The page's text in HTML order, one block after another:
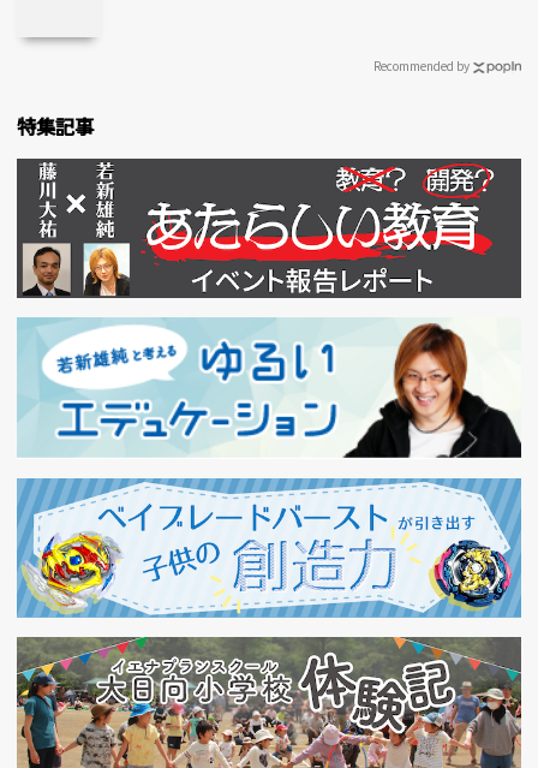
Recommended by
特集記事